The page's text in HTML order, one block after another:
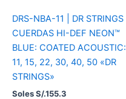
DRS-NBA-11 | DR STRINGS |
CUERDAS HI-DEF NEON™
BLUE: COATED ACOUSTIC:
11, 15, 22, 30, 40, 50 «DR
STRINGS»
Soles S/.155.3